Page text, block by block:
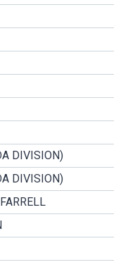
DIVISION)
DIVISION)